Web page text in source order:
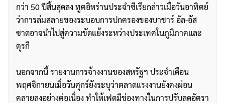
กว่า 50 ปีสิ้นสุดลง ทูตอิหร่านประจำซีเรียกล่าวเมื่อวันอาทิตย์
ว่าการล่มสลายของระบอบการปกครองของบาชาร์ อัล-อัส
ซาดอาจนำไปสู่ความขัดแย้งระหว่างประเทศในภูมิภาคและ
ตุรกี
นอกจากนี้ รายงานการจ้างงานของสหรัฐฯ ประจำเดือน
พฤศจิกายนเมื่อวันศุกร์ยังระบุว่าตลาดแรงงานยังคงผ่อน
คลายลงอย่างต่อเนื่อง ทำให้เฟดมีช่องทางในการปรับลดอัตรา